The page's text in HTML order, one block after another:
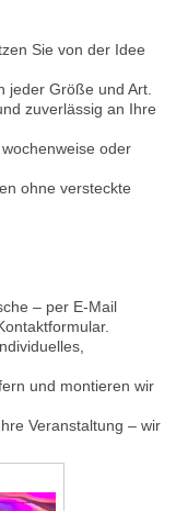
Sie von der Idee
jeder Größe und Art.
zuverlässig an Ihre
oder
ohne versteckte
– per E-Mail
und montieren wir
Veranstaltung – wir